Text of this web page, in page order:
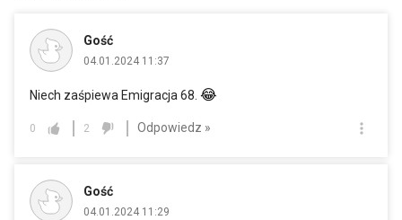
Gość
04.01.2024 11:37
Niech zaśpiewa Emigracja 68. 😂
0 2 Odpowiedz »
Gość
04.01.2024 11:29